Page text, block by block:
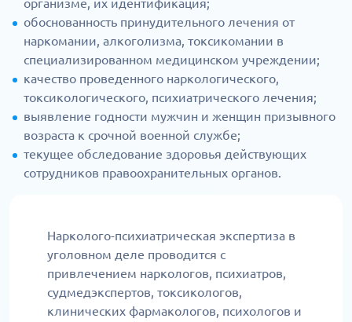
организме, их идентификация;
обоснованность принудительного лечения от
наркомании, алкоголизма, токсикомании в
специализированном медицинском учреждении;
качество проведенного наркологического,
токсикологического, психиатрического лечения;
выявление годности мужчин и женщин призывного
возраста к срочной военной службе;
текущее обследование здоровья действующих
сотрудников правоохранительных органов.
Нарколого-психиатрическая экспертиза в
уголовном деле проводится с
привлечением наркологов, психиатров,
судмедэкспертов, токсикологов,
клинических фармакологов, психологов и